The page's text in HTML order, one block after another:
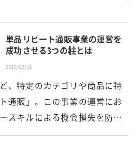
単品リピート通販事業の運営を
成功させる3つの柱とは
2016/03/11
、特定のカテゴリや商品に特
通販」。この事業の運営にお
スキルによる機会損失を防…